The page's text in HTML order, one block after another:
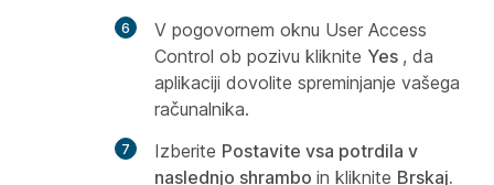
V pogovornem oknu User Access
Control ob pozivu kliknite Yes , da
aplikaciji dovolite spreminjanje vašega
računalnika.
Izberite Postavite vsa potrdila v
naslednjo shrambo in kliknite Brskaj.